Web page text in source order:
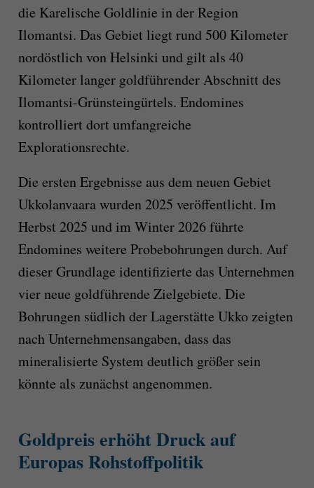
die Karelische Goldlinie in der Region
Ilomantsi. Das Gebiet liegt rund 500 Kilometer
nordöstlich von Helsinki und gilt als 40
Kilometer langer goldführender Abschnitt des
Ilomantsi-Grünsteingürtels. Endomines
kontrolliert dort umfangreiche
Explorationsrechte.
Die ersten Ergebnisse aus dem neuen Gebiet
Ukkolanvaara wurden 2025 veröffentlicht. Im
Herbst 2025 und im Winter 2026 führte
Endomines weitere Probebohrungen durch. Auf
dieser Grundlage identifizierte das Unternehmen
vier neue goldführende Zielgebiete. Die
Bohrungen südlich der Lagerstätte Ukko zeigten
nach Unternehmensangaben, dass das
mineralisierte System deutlich größer sein
könnte als zunächst angenommen.
Goldpreis erhöht Druck auf
Europas Rohstoffpolitik